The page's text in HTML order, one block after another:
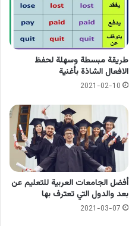
طريقة مبسطة وسهلة لحفظ
الافعال الشاذة بأغنية
2021-02-10
أفضل الجامعات العربية للتعليم عن
بعد والدول التي تعترف بها
2021-03-07